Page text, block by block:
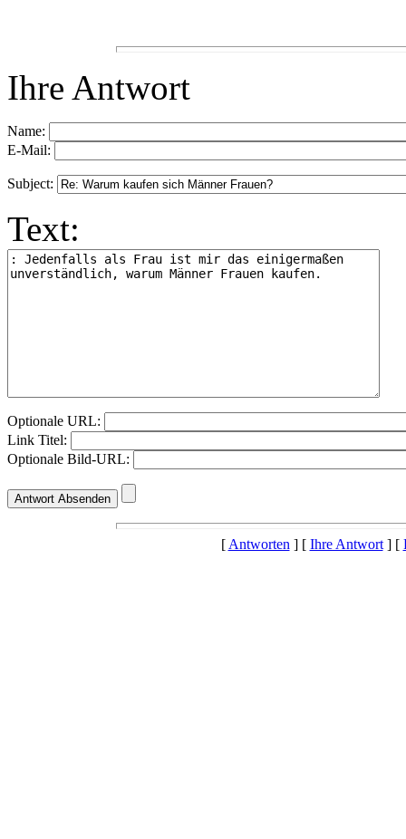
Ihre Antwort
Name:
E-Mail:
Subject:
Text:
Optionale URL:
Link Titel:
Optionale Bild-URL:
[Antworten] [ Ihre Antwort] [